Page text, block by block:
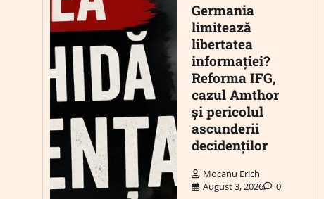
Germania
limitează
libertatea
informației?
Reforma IFG,
cazul Amthor
și pericolul
ascunderii
decidenților
Mocanu Erich
August 3, 2026
0